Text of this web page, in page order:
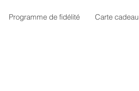
Programme de fidélité Carte cadeau